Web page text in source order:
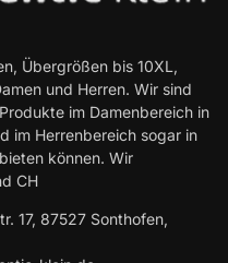
Übergrößen bis 10XL,
und Herren. Wir sind
im Damenbereich in
im Herrenbereich sogar in
können. Wir
CH
17, 87527 Sonthofen,